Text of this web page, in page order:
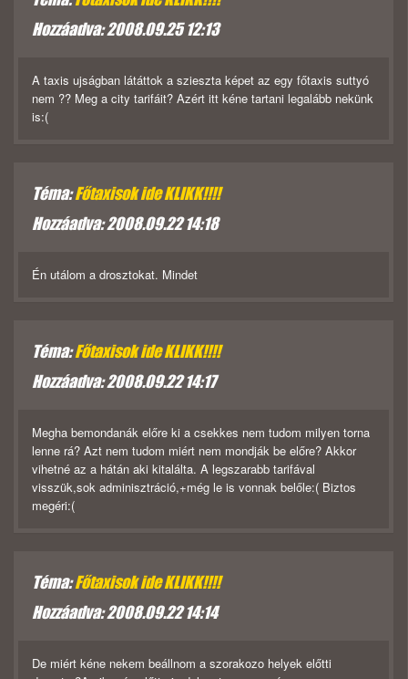
Hozzáadva: 2008.09.25 12:13
A taxis ujságban látáttok a szieszta képet az egy főtaxis suttyó
nem ?? Meg a city tarifáit? Azért itt kéne tartani legalább nekünk
is:(
Téma:Főtaxisok ide KLIKK!!!!
Hozzáadva: 2008.09.22 14:18
Én utálom a drosztokat. Mindet
Téma:Főtaxisok ide KLIKK!!!!
Hozzáadva: 2008.09.22 14:17
Megha bemondanák előre ki a csekkes nem tudom milyen torna
lenne rá? Azt nem tudom miért nem mondják be előre? Akkor
vihetné az a hátán aki kitalálta. A legszarabb tarifával
visszük,sok adminisztráció,+még le is vonnak belőle:( Biztos
megéri:(
Téma:Főtaxisok ide KLIKK!!!!
Hozzáadva: 2008.09.22 14:14
De miért kéne nekem beállnom a szorakozo helyek előtti